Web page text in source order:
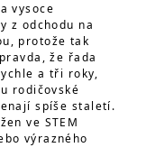
vysoce
z odchodu na
protože tak
že řada
a tři roky,
rodičovské
spíše staletí.
ve STEM
výrazného